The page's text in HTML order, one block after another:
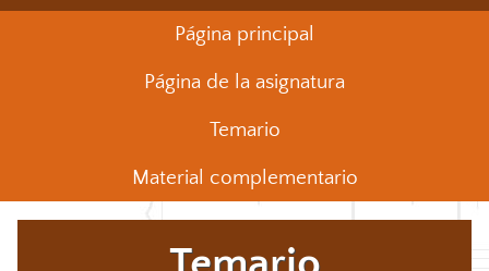
Página principal
Página de la asignatura
Temario
Material complementario